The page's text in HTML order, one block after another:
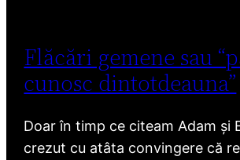
Flăcări gemene sau
cunosc dintotdeauna”
Doar în timp ce citeam Adam și
crezut cu atâta convingere că